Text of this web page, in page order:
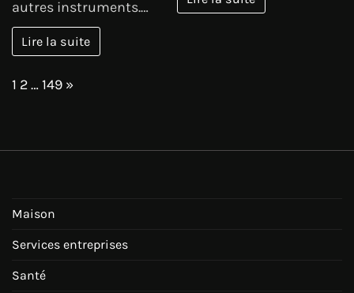
autres instruments.…
Lire la suite
Page:
1 2…149 Next
»
Maison
Services entreprises
Santé